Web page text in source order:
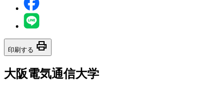
印刷する print
大阪電気通信大学